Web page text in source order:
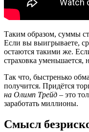
Таким образом, суммы
Если вы выигрываете,
остаются такими же.
страховка уменьшается,
Так что, быстренько
получится. Придётся
на Олимп Трейд – это
заработать миллионы.
Смысл